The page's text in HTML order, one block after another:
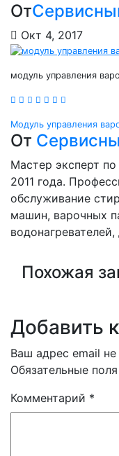
От
Окт 4, 2017
модуль управления
по
записям
Модуль управления
От
Мастер эксперт
2011 года.
обслуживание
машин, варочных
Похожая
Добавить
Ваш адрес email не
Обязательные
Комментарий *